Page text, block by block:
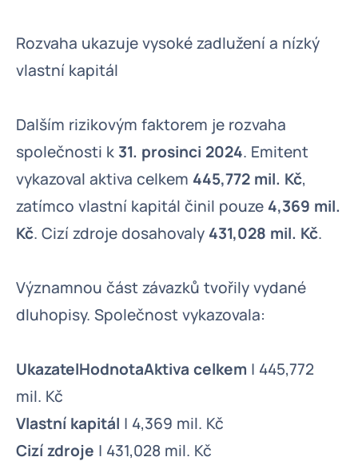
Rozvaha ukazuje vysoké zadlužení a nízký
vlastní kapitál
Dalším rizikovým faktorem je rozvaha
společnosti k 31. prosinci 2024. Emitent
vykazoval aktiva celkem 445,772 mil. Kč,
zatímco vlastní kapitál činil pouze 4,369 mil.
Kč. Cizí zdroje dosahovaly 431,028 mil. Kč.
Významnou část závazků tvořily vydané
dluhopisy. Společnost vykazovala:
UkazatelHodnotaAktiva celkem | 445,772
mil. Kč
Vlastní kapitál | 4,369 mil. Kč
Cizí zdroje | 431,028 mil. Kč